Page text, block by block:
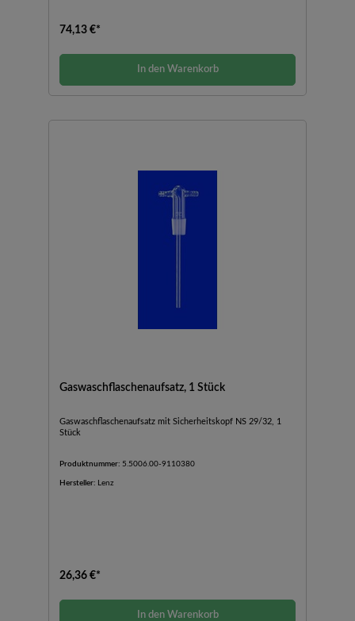
74,13 €*
In den Warenkorb
Gaswaschflaschenaufsatz, 1 Stück
Gaswaschflaschenaufsatz mit Sicherheitskopf NS 29/32, 1
Stück
Produktnummer: 5.5006.00-9110380
Hersteller: Lenz
26,36 €*
In den Warenkorb